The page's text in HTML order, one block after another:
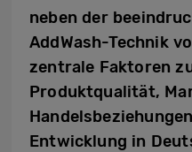
neben der
AddWash-Technik
zentrale Faktoren
Produktqualität,
Entwicklung in